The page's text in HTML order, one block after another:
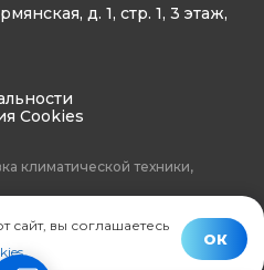
д. 1, стр. 1, 3 этаж,
Cookies
климатической техники,
сайт, вы соглашаетесь
.
ОК